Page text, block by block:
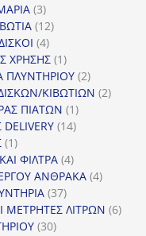
33
προϊόντα
1212
44
προϊόντα
ΧΡΗΣΗΣ 11
προϊόν
ΠΛΥΝΤΗΡΙΟΥ 22
προϊόντα
ΚΙΒΩΤΙΩΝ 22
ΠΙΑΤΩΝ 11
προϊόν
1414
11
προϊόν
ΦΙΛΤΡΑ 44
προϊόντα
ΑΝΘΡΑΚΑ 44
3737
προϊόντα
ΜΕΤΡΗΤΕΣ ΛΙΤΡΩΝ 66
3030